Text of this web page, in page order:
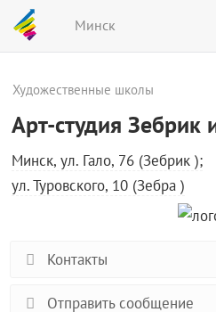
Минск
Художественные школы
Арт-студия Зебрик
Минск, ул. Гало, 76 (Зебрик );
ул. Туровского, 10 (Зебра )
Контакты
Отправить сообщение